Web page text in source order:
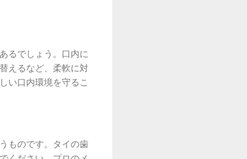
るでしょう。口内に
えるなど、柔軟に対
い口内環境を守るこ
ものです。タイの歯